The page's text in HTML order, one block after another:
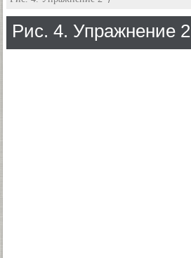
Рис. 4. Упражнение 2